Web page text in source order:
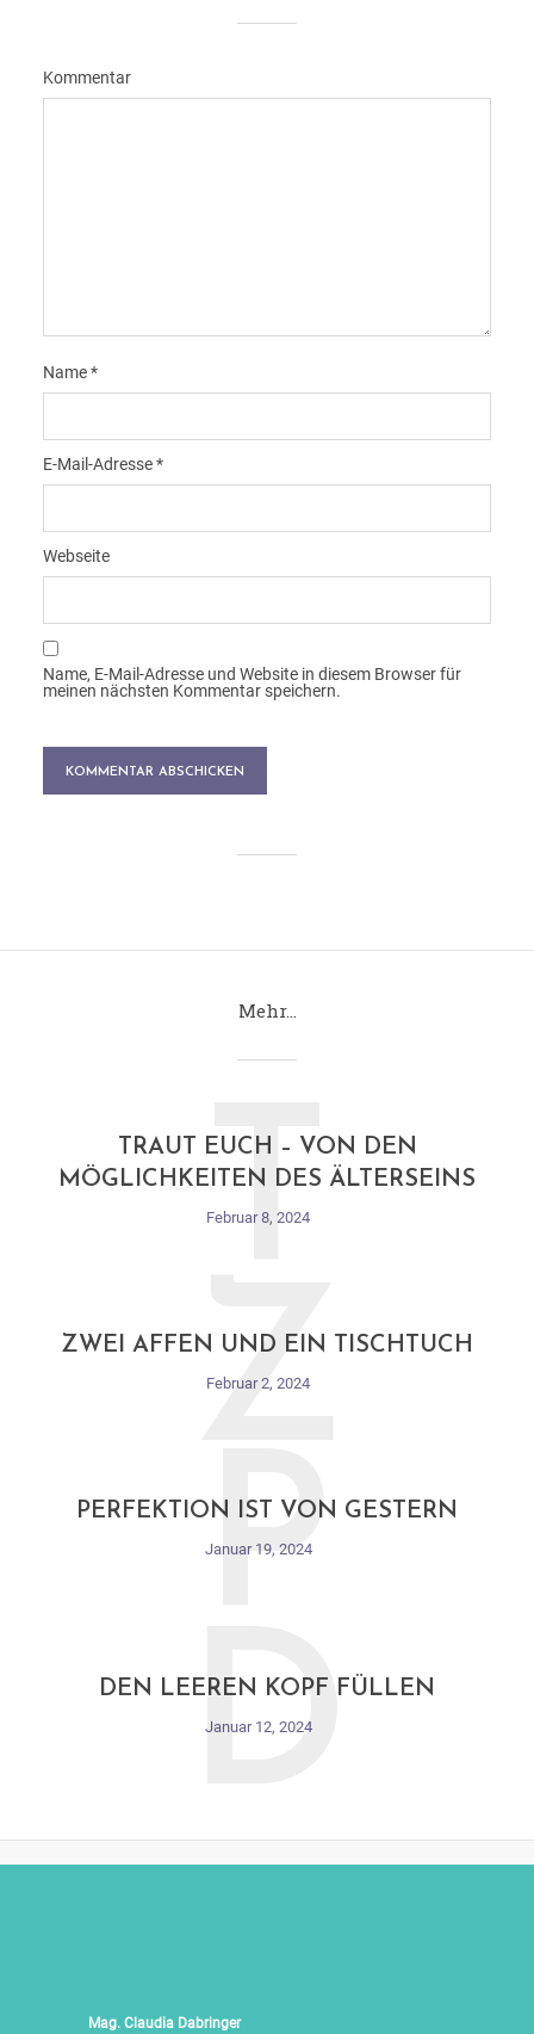
Kommentar
Name*
E-Mail-Adresse*
Webseite
Name, E-Mail-Adresse und Website in diesem Browser für
meinen nächsten Kommentar speichern.
Mehr…
TRAUT EUCH – VON DEN
MÖGLICHKEITEN DES ÄLTERSEINS
Februar 8, 2024
T
ZWEI AFFEN UND EIN TISCHTUCH
Februar 2, 2024
Z
PERFEKTION IST VON GESTERN
Januar 19, 2024
P
DEN LEEREN KOPF FÜLLEN
Januar 12, 2024
D
Mag. Claudia Dabringer